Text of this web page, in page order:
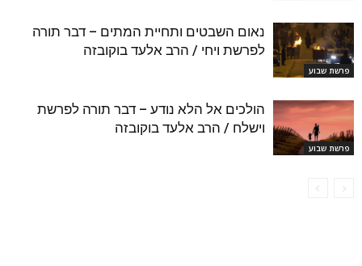
פרשת שבוע
נאום השבטים ותחיית המתים – דבר תורה
לפרשת ויחי / הרב אלעד בוקובזה
פרשת שבוע
הולכים אל הלא נודע – דבר תורה לפרשת
וישלח / הרב אלעד בוקובזה